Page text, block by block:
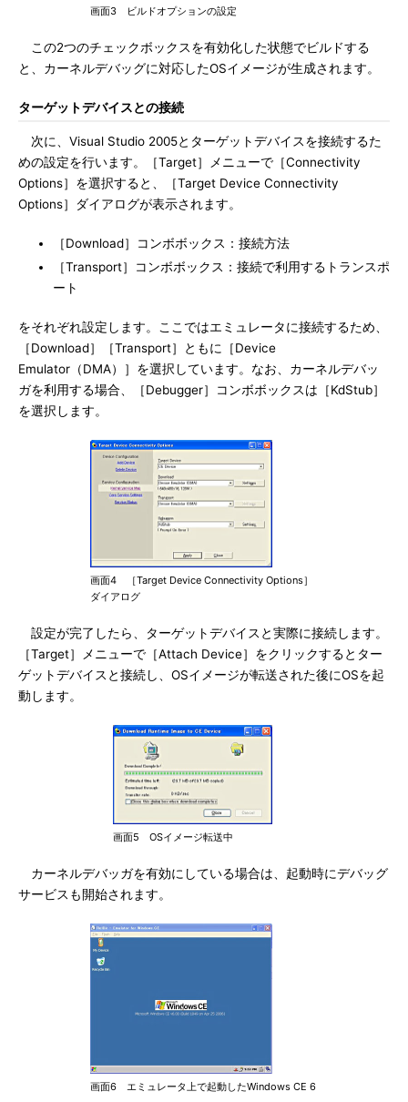
画面3 ビルドオプションの設定
この2つのチェックボックスを有効化した状態でビルドする
と、カーネルデバッグに対応したOSイメージが生成されます。
ターゲットデバイスとの接続
次に、Visual Studio 2005とターゲットデバイスを接続するた
めの設定を行います。［Target］メニューで［Connectivity
Options］を選択すると、［Target Device Connectivity
Options］ダイアログが表示されます。
［Download］コンボボックス：接続方法
［Transport］コンボボックス：接続で利用するトランスポ
ート
をそれぞれ設定します。ここではエミュレータに接続するため、
［Download］［Transport］ともに［Device
Emulator（DMA）］を選択しています。なお、カーネルデバッ
ガを利用する場合、［Debugger］コンボボックスは［KdStub］
を選択します。
画面4 ［Target Device Connectivity Options］
ダイアログ
設定が完了したら、ターゲットデバイスと実際に接続します。
［Target］メニューで［Attach Device］をクリックするとター
ゲットデバイスと接続し、OSイメージが転送された後にOSを起
動します。
画面5 OSイメージ転送中
カーネルデバッガを有効にしている場合は、起動時にデバッグ
サービスも開始されます。
画面6 エミュレータ上で起動したWindows CE 6